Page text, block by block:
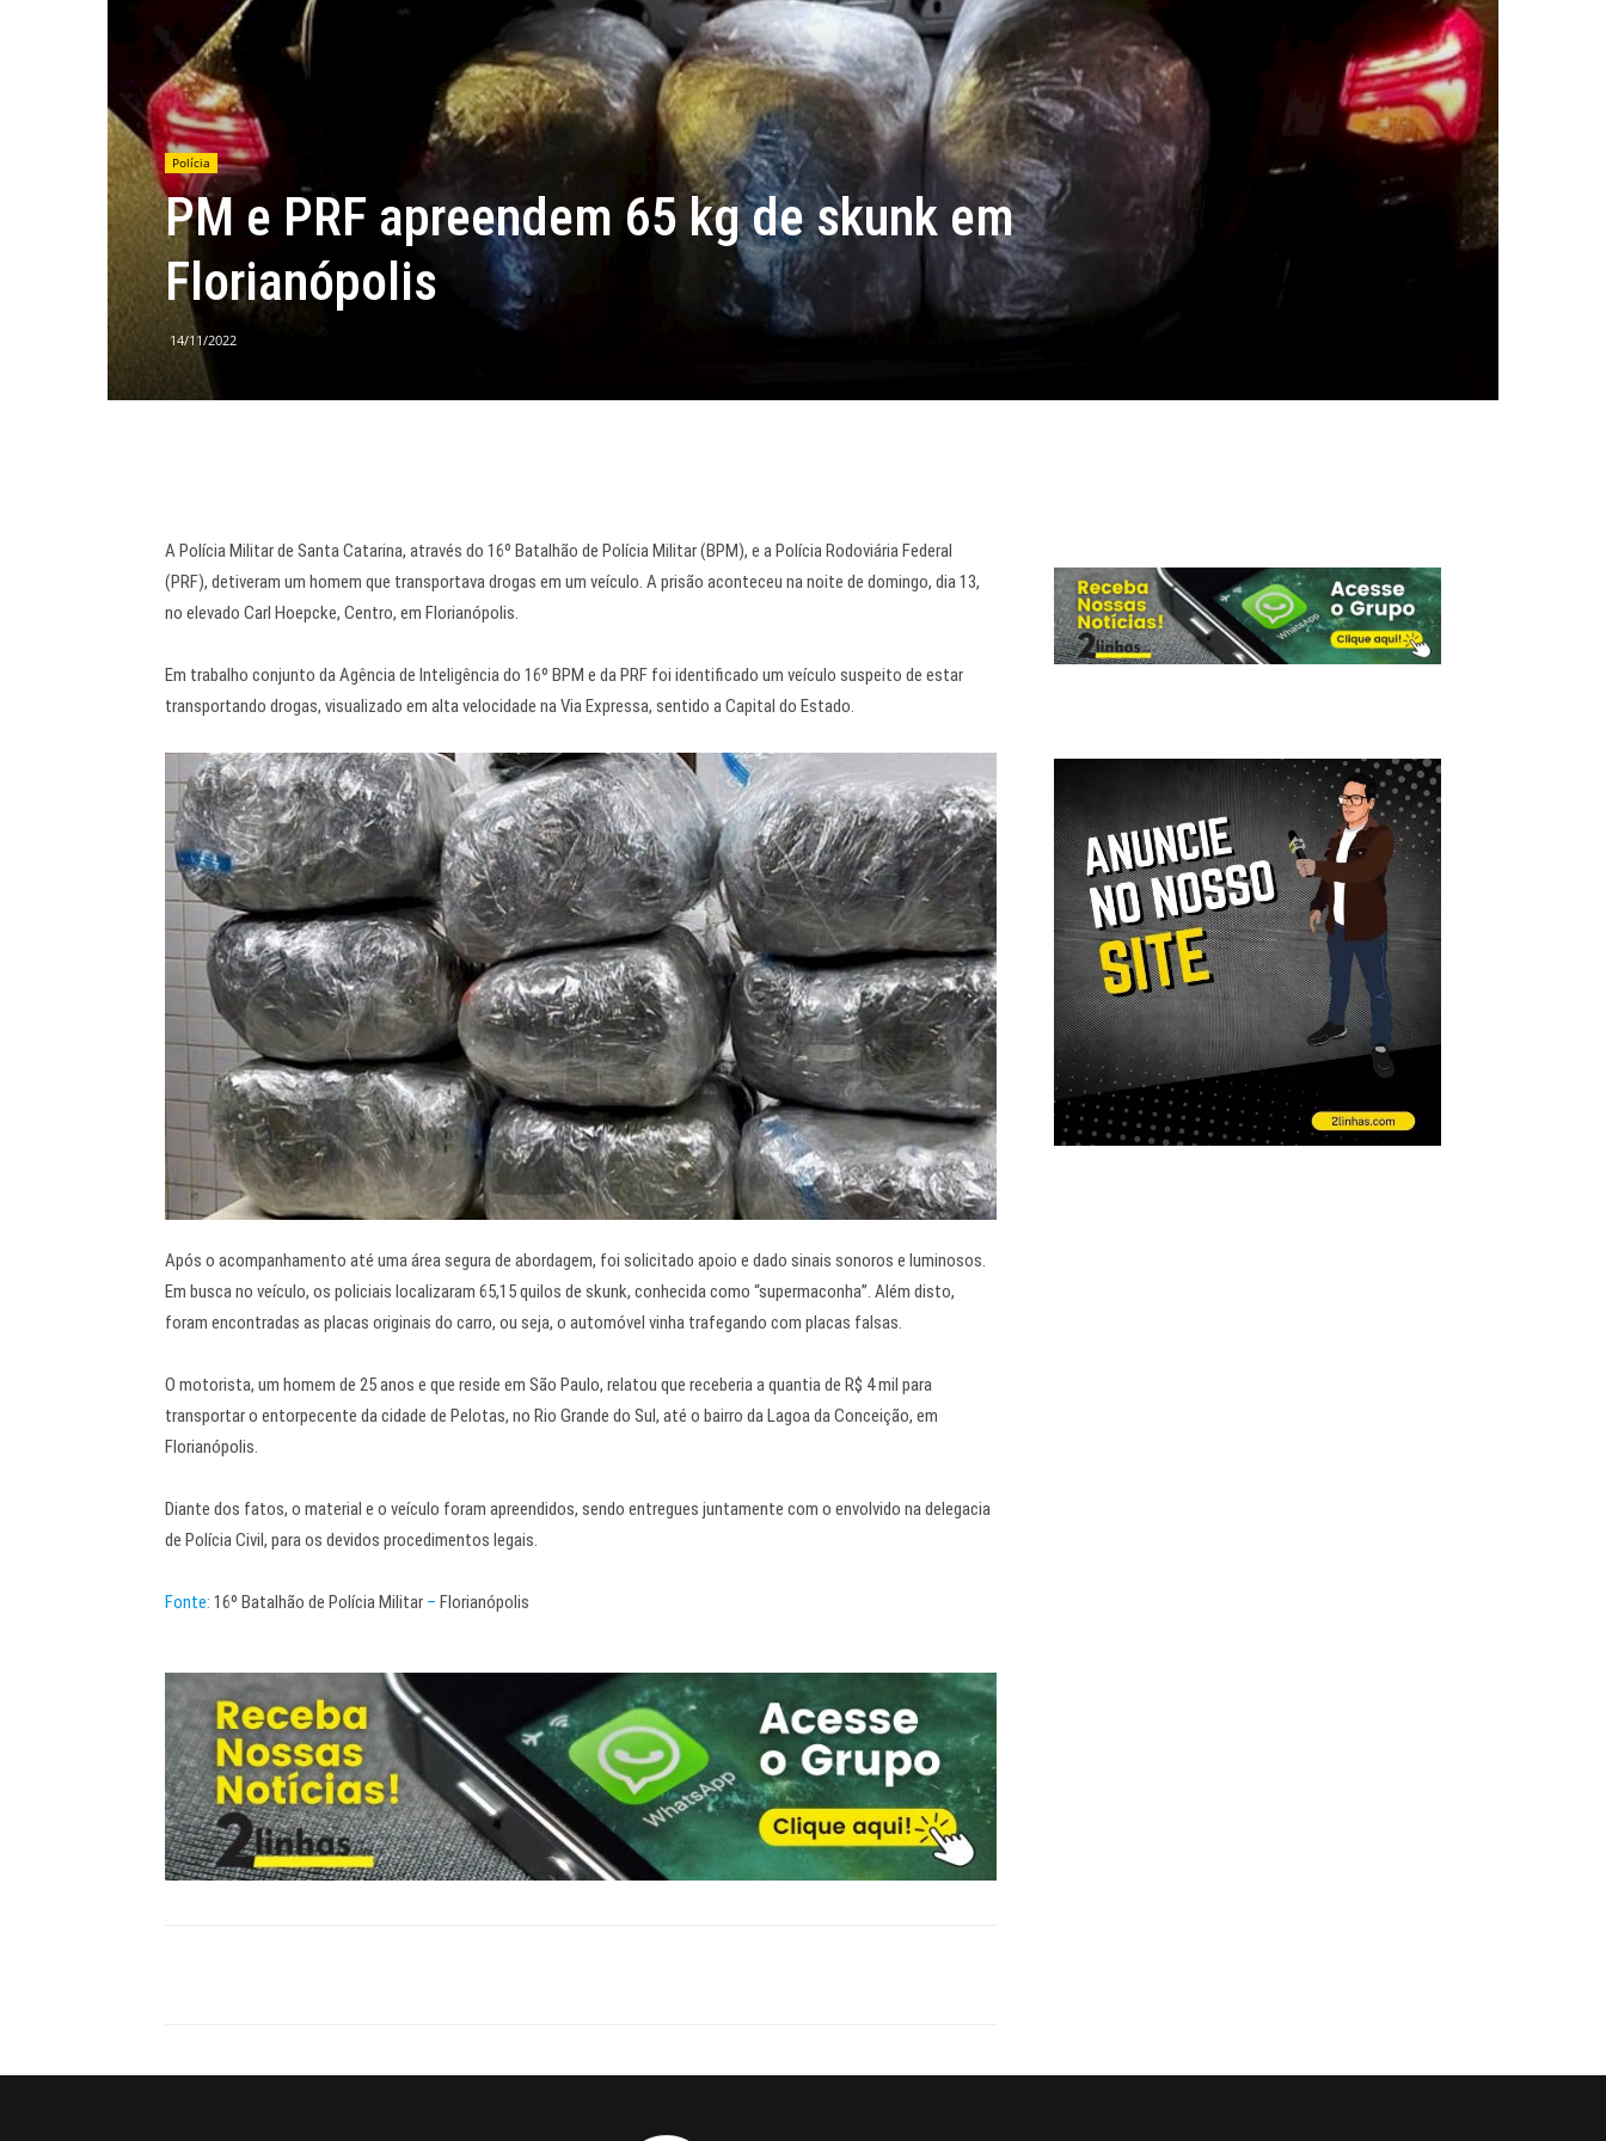
Polícia
PM e PRF apreendem 65 kg de skunk em
Florianópolis
14/11/2022
A Polícia Militar de Santa Catarina, através do 16º Batalhão de Polícia Militar (BPM), e a Polícia Rodoviária Federal
(PRF), detiveram um homem que transportava drogas em um veículo. A prisão aconteceu na noite de domingo, dia 13,
no elevado Carl Hoepcke, Centro, em Florianópolis.
Em trabalho conjunto da Agência de Inteligência do 16º BPM e da PRF foi identificado um veículo suspeito de estar
transportando drogas, visualizado em alta velocidade na Via Expressa, sentido a Capital do Estado.
Após o acompanhamento até uma área segura de abordagem, foi solicitado apoio e dado sinais sonoros e luminosos.
Em busca no veículo, os policiais localizaram 65,15 quilos de skunk, conhecida como “supermaconha”. Além disto,
foram encontradas as placas originais do carro, ou seja, o automóvel vinha trafegando com placas falsas.
O motorista, um homem de 25 anos e que reside em São Paulo, relatou que receberia a quantia de R$ 4 mil para
transportar o entorpecente da cidade de Pelotas, no Rio Grande do Sul, até o bairro da Lagoa da Conceição, em
Florianópolis.
Diante dos fatos, o material e o veículo foram apreendidos, sendo entregues juntamente com o envolvido na delegacia
de Polícia Civil, para os devidos procedimentos legais.
Fonte: 16º Batalhão de Polícia Militar – Florianópolis